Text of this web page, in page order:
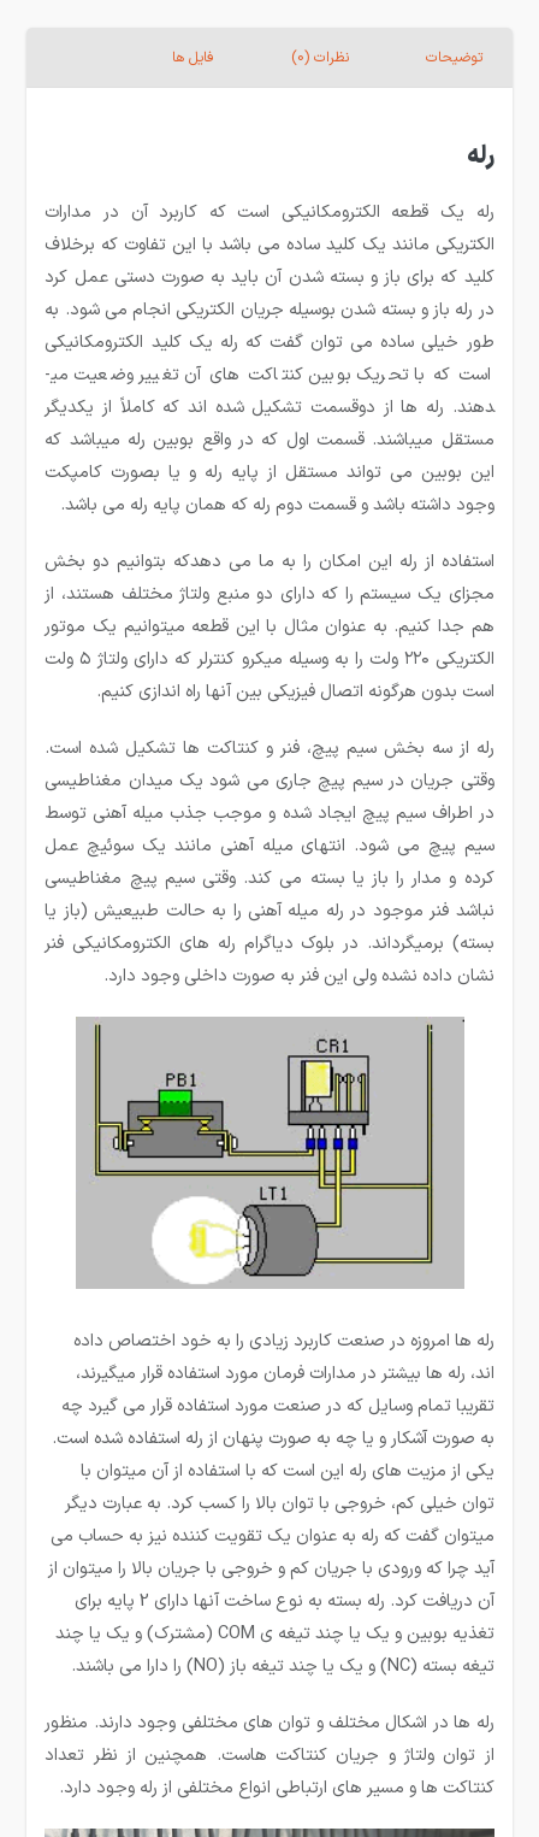
توضیحات نظرات (0) فایل ها
رله
رله یک قطعه الکترومکانیکی است که کاربرد آن در مدارات
الکتریکی مانند یک کلید ساده می باشد با این تفاوت که برخلاف
کلید که برای باز و بسته شدن آن باید به صورت دستی عمل کرد
در رله باز و بسته شدن بوسیله جریان الکتریکی انجام می شود. به
طور خیلی ساده می ­توان گفت که رله یک کلید الکترومکانیکی
است که با تحریک بوبین کنتاکت های آن تغییر وضعیت می­
دهند. رله ها از دوقسمت تشکیل شده ­اند که کاملاً از یکدیگر
مستقل می­باشند. قسمت اول که در واقع بوبین رله می­باشد که
این بوبین می تواند مستقل از پایه رله و یا بصورت کامپکت
وجود داشته باشد و قسمت دوم رله که همان پایه رله می ­باشد.
استفاده از رله این امکان را به ما می دهدکه بتوانیم دو بخش
مجزای یک سیستم را که دارای دو منبع ولتاژ مختلف هستند، از
هم جدا کنیم. به عنوان مثال با این قطعه میتوانیم یک موتور
الکتریکی ۲۲۰ ولت را به وسیله میکرو کنترلر که دارای ولتاژ ۵ ولت
است بدون هرگونه اتصال فیزیکی بین آنها راه اندازی کنیم.
رله از سه بخش سیم پیچ، فنر و کنتاکت ها تشکیل شده است.
وقتی جریان در سیم پیچ جاری می شود یک میدان مغناطیسی
در اطراف سیم پیچ ایجاد شده و موجب جذب میله آهنی توسط
سیم پیچ می شود. انتهای میله آهنی مانند یک سوئیچ عمل
کرده و مدار را باز یا بسته می کند. وقتی سیم پیچ مغناطیسی
نباشد فنر موجود در رله میله آهنی را به حالت طبیعیش (باز یا
بسته) برمیگرداند. در بلوک دیاگرام رله های الکترومکانیکی فنر
نشان داده نشده ولی این فنر به صورت داخلی وجود دارد.
رله ها امروزه در صنعت کاربرد زیادی را به خود اختصاص داده
اند، رله ­ها بیشتر در مدارات فرمان مورد استفاده قرار می­گیرند،
تقریبا تمام وسایل که در صنعت مورد استفاده قرار می گیرد چه
به صورت آشکار و یا چه به صورت پنهان از رله استفاده شده است.
یکی از مزیت­ های رله این است که با استفاده از آن میتوان با
توان خیلی کم، خروجی با توان بالا را کسب کرد. به عبارت دیگر
می­توان گفت که رله به عنوان یک تقویت کننده نیز به حساب می
آید چرا که ورودی با جریان کم و خروجی با جریان بالا را میتوان از
آن دریافت کرد. رله بسته به نوع ساخت آنها دارای 2 پایه برای
تغذیه بوبین و یک یا چند تیغه ی COM (مشترک) و یک یا چند
تیغه بسته (NC) و یک یا چند تیغه باز (NO) را دارا می باشند.
رله ها در اشکال مختلف و توان های مختلفی وجود دارند. منظور
از توان ولتاژ و جریان کنتاکت هاست. همچنین از نظر تعداد
کنتاکت ها و مسیر های ارتباطی انواع مختلفی از رله وجود دارد.